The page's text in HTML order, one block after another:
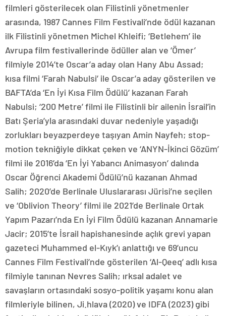
filmleri gösterilecek olan Filistinli yönetmenler
arasında, 1987 Cannes Film Festivali’nde ödül kazanan
ilk Filistinli yönetmen Michel Khleifi; ‘Betlehem’ ile
Avrupa film festivallerinde ödüller alan ve ‘Ömer’
filmiyle 2014’te Oscar’a aday olan Hany Abu Assad;
kısa filmi ‘Farah Nabulsi’ ile Oscar’a aday gösterilen ve
BAFTA’da ‘En İyi Kısa Film Ödülü’ kazanan Farah
Nabulsi; ‘200 Metre’ filmi ile Filistinli bir ailenin İsrail’in
Batı Şeria’yla arasındaki duvar nedeniyle yaşadığı
zorlukları beyazperdeye taşıyan Amin Nayfeh; stop-
motion tekniğiyle dikkat çeken ve ‘ANYN-İkinci Gözüm’
filmi ile 2016’da ‘En İyi Yabancı Animasyon’ dalında
Oscar Öğrenci Akademi Ödülü’nü kazanan Ahmad
Salih; 2020’de Berlinale Uluslararası Jürisi’ne seçilen
ve ‘Oblivion Theory’ filmi ile 2021’de Berlinale Ortak
Yapım Pazarı’nda En İyi Film Ödülü kazanan Annamarie
Jacir; 2015’te İsrail hapishanesinde açlık grevi yapan
gazeteci Muhammed el-Kıyk’ı anlattığı ve 69’uncu
Cannes Film Festivali’nde gösterilen ‘Al-Qeeq’ adlı kısa
filmiyle tanınan Nevres Salih; ırksal adalet ve
savaşların ortasındaki sosyo-politik yaşamı konu alan
filmleriyle bilinen, Ji.hlava (2020) ve IDFA (2023) gibi